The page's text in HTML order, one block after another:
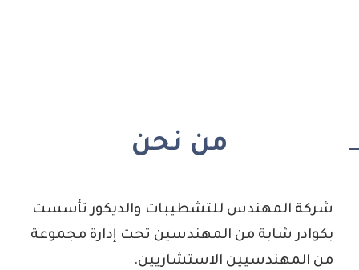
من نحن
شركة المهندس للتشطيبات والديكور تأسست
بكوادر شابة من المهندسين تحت إدارة مجموعة
من المهندسيين الاستشاريين.